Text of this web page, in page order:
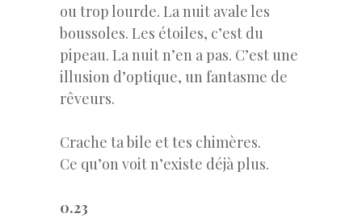
ou trop lourde. La nuit avale les
boussoles. Les étoiles, c’est du
pipeau. La nuit n’en a pas. C’est une
illusion d’optique, un fantasme de
rêveurs.
Crache ta bile et tes chimères.
Ce qu’on voit n’existe déjà plus.
0.23